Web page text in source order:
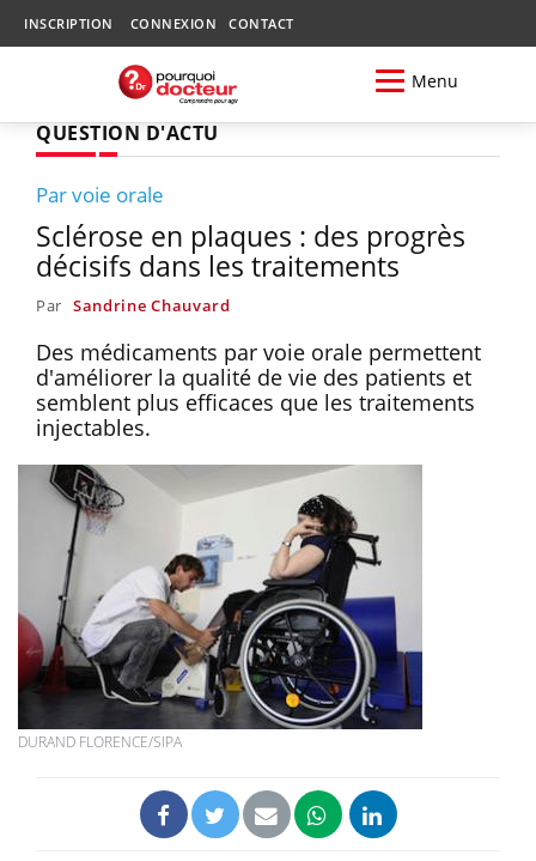
INSCRIPTION CONNEXION CONTACT
Menu
QUESTION D'ACTU
Par voie orale
Sclérose en plaques : des progrès
décisifs dans les traitements
Par Sandrine Chauvard
Des médicaments par voie orale permettent
d'améliorer la qualité de vie des patients et
semblent plus efficaces que les traitements
injectables.
DURAND FLORENCE/SIPA